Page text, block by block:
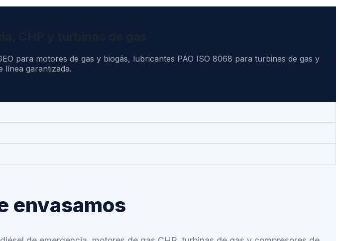
para motores de gas y biogás, lubricantes PAO ISO 8068 para turbinas de gas y
línea garantizada.
envasamos